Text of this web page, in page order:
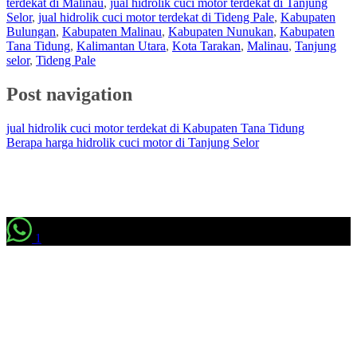
terdekat di Malinau, jual hidrolik cuci motor terdekat di Tanjung
Selor, jual hidrolik cuci motor terdekat di Tideng Pale, Kabupaten
Bulungan, Kabupaten Malinau, Kabupaten Nunukan, Kabupaten
Tana Tidung, Kalimantan Utara, Kota Tarakan, Malinau, Tanjung
selor, Tideng Pale
Post navigation
jual hidrolik cuci motor terdekat di Kabupaten Tana Tidung
Berapa harga hidrolik cuci motor di Tanjung Selor
1